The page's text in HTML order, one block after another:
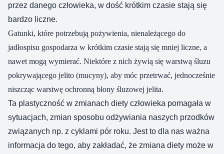
przez danego człowieka, w dość krótkim czasie stają się
bardzo liczne.
Gatunki, które potrzebują pożywienia, nienależącego do
jadłospisu gospodarza w krótkim czasie stają się mniej liczne, a
nawet mogą wymierać. Niektóre z nich żywią się warstwą śluzu
pokrywającego jelito (mucyny), aby móc przetrwać, jednocześnie
niszcząc warstwę ochronną błony śluzowej jelita.
Ta plastyczność w zmianach diety człowieka pomagała w
sytuacjach, zmian sposobu odżywiania naszych przodków
związanych np. z cyklami pór roku. Jest to dla nas ważna
informacja do tego, aby zakładać, że zmiana diety może w